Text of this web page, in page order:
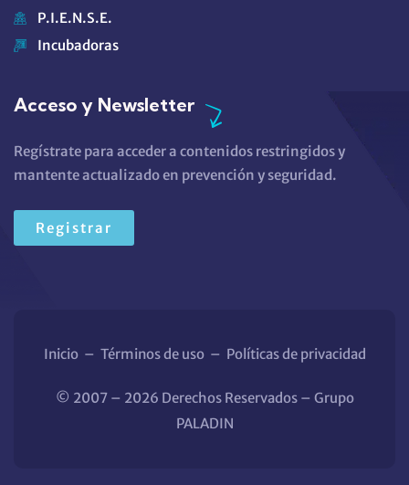
P.I.E.N.S.E.
Incubadoras
Acceso y Newsletter
Regístrate para acceder a contenidos restringidos y
mantente actualizado en prevención y seguridad.
Registrar
Inicio– Términos de uso– Políticas de privacidad
© 2007 – 2026 Derechos Reservados – Grupo
PALADIN